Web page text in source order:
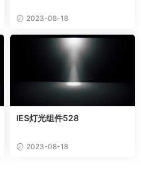
2023-08-18
IES灯光组件528
2023-08-18